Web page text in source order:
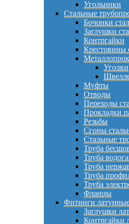
Угольники
Стальные
Бочонки
Заглушки
Контргайки
Крестовины
Уголки
Муфты
Отводы
Переходы
Прокладки
Резьбы
Сгоны
Стальные
Труба
Труба
Труба
Труба
Труба
Фланцы
Фитинги
Заглушки
Контргайки